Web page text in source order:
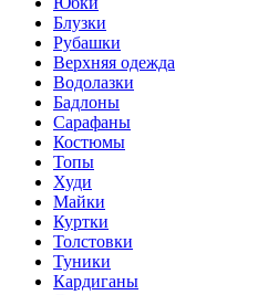
Блузки
Рубашки
Верхняя одежда
Водолазки
Бадлоны
Сарафаны
Костюмы
Топы
Худи
Майки
Куртки
Толстовки
Туники
Кардиганы